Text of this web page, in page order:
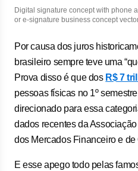
Digital signature concept with phone
or e-signature business concept
Por causa dos juros
brasileiro sempre teve uma
Prova disso é que dos R$ 7
pessoas físicas no 1º
direcionado para essa
dados recentes da
dos Mercados Financeiro e
E esse apego todo pelas